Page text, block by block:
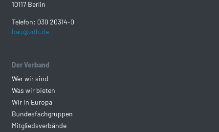
10117 Berlin
Telefon: 030 20314-0
bau@zdb.de
Der Verband
Wer wir sind
Was wir bieten
Wir in Europa
Bundesfachgruppen
Mitgliedsverbände